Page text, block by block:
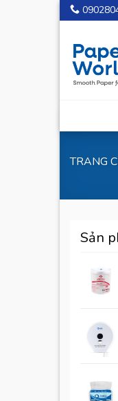
Skip
to
content
TRANG
Sản